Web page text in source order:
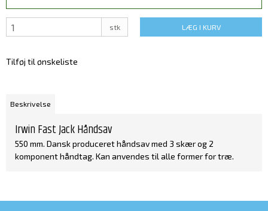
stk LÆG I KURV
Tilføj til ønskeliste
Beskrivelse
Irwin Fast Jack Håndsav
550 mm. Dansk produceret håndsav med 3 skær og 2
komponent håndtag. Kan anvendes til alle former for træ.